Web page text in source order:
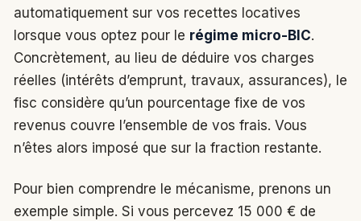
automatiquement sur vos recettes locatives
lorsque vous optez pour le régime micro-BIC.
Concrètement, au lieu de déduire vos charges
réelles (intérêts d’emprunt, travaux, assurances), le
fisc considère qu’un pourcentage fixe de vos
revenus couvre l’ensemble de vos frais. Vous
n’êtes alors imposé que sur la fraction restante.
Pour bien comprendre le mécanisme, prenons un
exemple simple. Si vous percevez 15 000 € de